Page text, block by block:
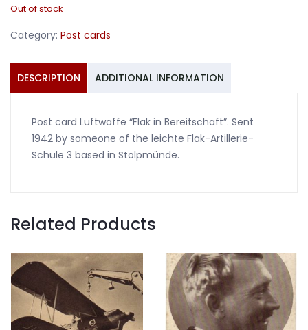
Out of stock
Category: Post cards
DESCRIPTION ADDITIONAL INFORMATION
Post card Luftwaffe “Flak in Bereitschaft”. Sent
1942 by someone of the leichte Flak-Artillerie-
Schule 3 based in Stolpmünde.
Related Products